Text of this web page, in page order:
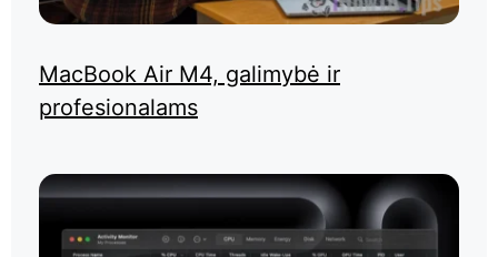
MacBook Air M4, galimybė ir
profesionalams